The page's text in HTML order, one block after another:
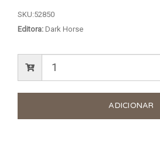
SKU:52850
Editora: Dark Horse